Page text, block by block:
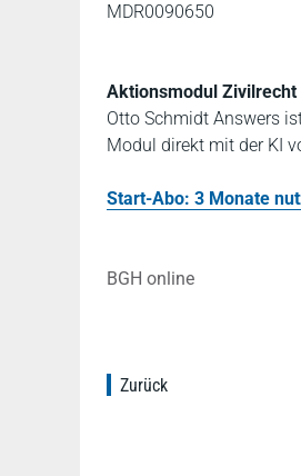
MDR0090650
Aktionsmodul Zivilrecht
Otto Schmidt Answers
Modul direkt mit der KI
Start-Abo: 3 Monate
BGH online
Zurück